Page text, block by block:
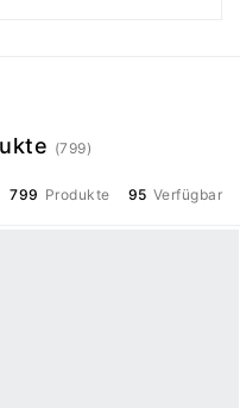
(799)
799 Produkte 95 Verfügbar